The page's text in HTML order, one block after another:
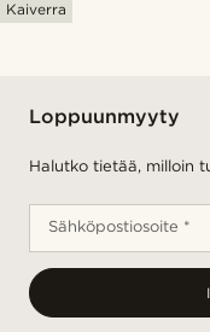
Kaiverra
Loppuunmyyty
Halutko tietää, milloin
Sähköpostiosoite *